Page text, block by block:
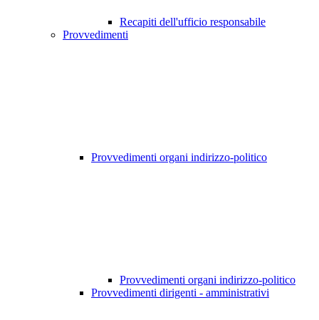
Recapiti dell'ufficio responsabile
Provvedimenti
Provvedimenti organi indirizzo-politico
Provvedimenti organi indirizzo-politico
Provvedimenti dirigenti - amministrativi